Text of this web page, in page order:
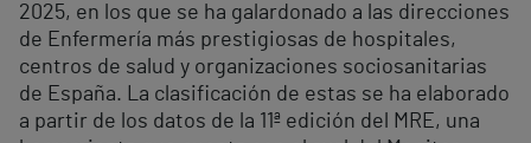
2025, en los que se ha galardonado a las direcciones
de Enfermería más prestigiosas de hospitales,
centros de salud y organizaciones sociosanitarias
de España. La clasificación de estas se ha elaborado
a partir de los datos de la 11ª edición del MRE, una